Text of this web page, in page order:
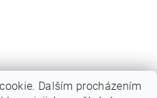
Dalším procházením